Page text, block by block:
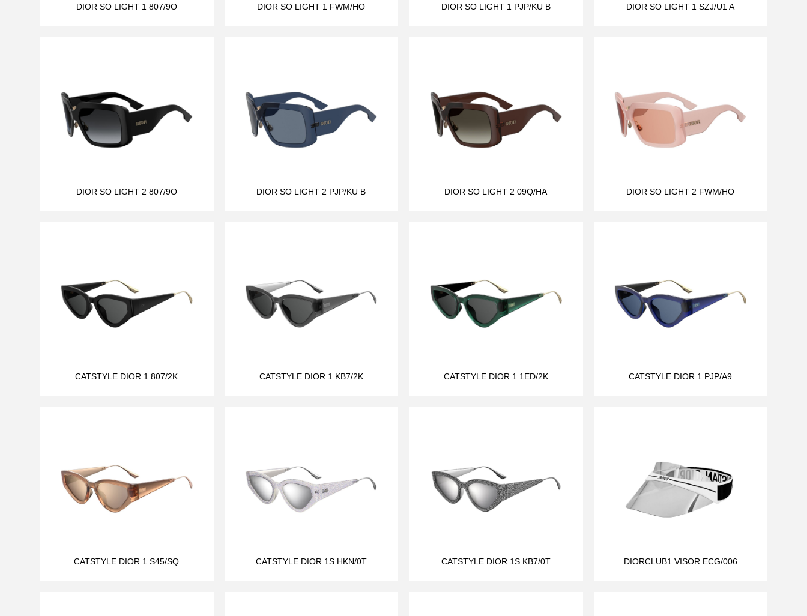
DIOR SO LIGHT 1 807/9O DIOR SO LIGHT 1 FWM/HO DIOR SO LIGHT 1 PJP/KU B DIOR SO LIGHT 1 SZJ/U1 A
DIOR SO LIGHT 2 807/9O DIOR SO LIGHT 2 PJP/KU B DIOR SO LIGHT 2 09Q/HA DIOR SO LIGHT 2 FWM/HO
CATSTYLE DIOR 1 807/2K CATSTYLE DIOR 1 KB7/2K CATSTYLE DIOR 1 1ED/2K CATSTYLE DIOR 1 PJP/A9
CATSTYLE DIOR 1 S45/SQ CATSTYLE DIOR 1S HKN/0T CATSTYLE DIOR 1S KB7/0T DIORCLUB1 VISOR ECG/006